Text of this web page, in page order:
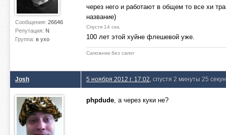
Сообщения: 26646
Репутация: N
Группа: в ухо
через него и работают в общем то все хи
название)
Спустя 14 сек.
100 лет этой хуйне флешевой уже.
Сапожник без сапог
Josh 5 ноября 2012 г. 17:02 , спустя 2 минуты 25
phpdude, а через куки не?